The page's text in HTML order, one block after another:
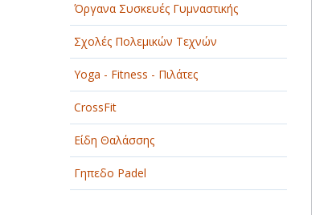
ΤΕΧΝΙΚΑ - ΚΑΤΑΣΚΕΥΑΣΤΙΚΑ
ΤΕΧΝΟΛΟΓΙΑ
ΥΓΕΙΑ - ΙΑΤΡΟΙ
ΦΑΓΗΤΟ
Όργανα Συσκευές Γυμναστικής
Σχολές Πολεμικών Τεχνών
Yoga - Fitness - Πιλάτες
CrossFit
Είδη Θαλάσσης
Γηπεδο Padel